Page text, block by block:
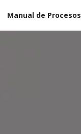
Manual de Procesos